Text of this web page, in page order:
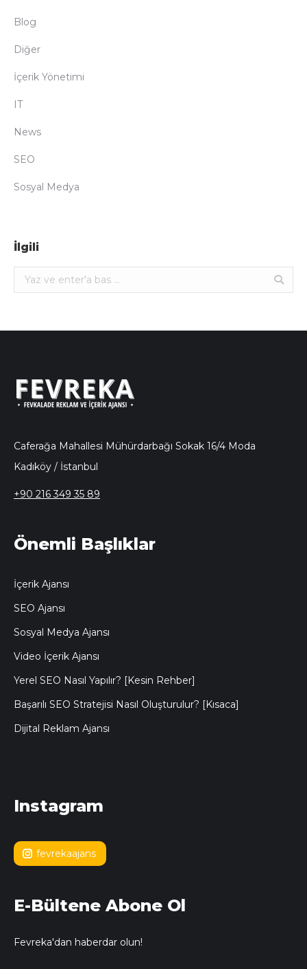
Blog
Diğer
İçerik Yönetimi
IT
News
SEO
Sosyal Medya
İlgili
Ara:
Caferağa Mahallesi Mühürdarbağı Sokak 16/4 Moda
Kadıköy / İstanbul
+90 216 349 35 89
Önemli Başlıklar
İçerik Ajansı
SEO Ajansı
Sosyal Medya Ajansı
Video İçerik Ajansı
Yerel SEO Nasıl Yapılır? [Kesin Rehber]
Başarılı SEO Stratejisi Nasıl Oluşturulur? [Kısaca]
Dijital Reklam Ajansı
Instagram
fevrekaajans
E-Bültene Abone Ol
Fevreka'dan haberdar olun!